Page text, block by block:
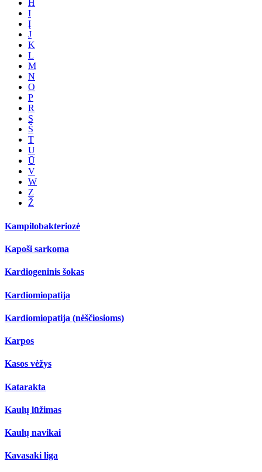
H
I
Į
J
K
L
M
N
O
P
R
S
Š
T
U
Ū
V
W
Z
Ž
Kampilobakteriozė
Kapoši sarkoma
Kardiogeninis šokas
Kardiomiopatija
Kardiomiopatija (nėščiosioms)
Karpos
Kasos vėžys
Katarakta
Kaulų lūžimas
Kaulų navikai
Kavasaki liga